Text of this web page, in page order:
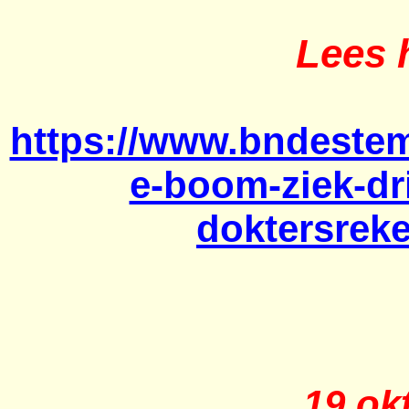
Lees
https://
e-boom-ziek-